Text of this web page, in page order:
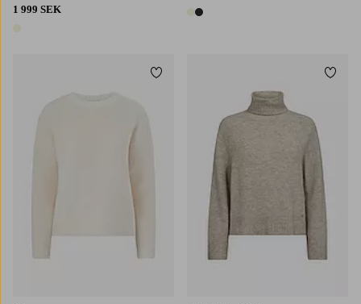
1 999 SEK
1 färg
2 färger
Lägg till i favoriter